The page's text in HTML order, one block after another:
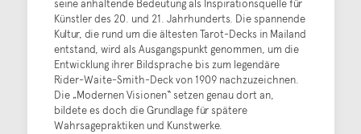
seine anhaltende Bedeutung als Inspirationsquelle für
Künstler des 20. und 21. Jahrhunderts. Die spannende
Kultur, die rund um die ältesten Tarot-Decks in Mailand
entstand, wird als Ausgangspunkt genommen, um die
Entwicklung ihrer Bildsprache bis zum legendäre
Rider-Waite-Smith-Deck von 1909 nachzuzeichnen.
Die „Modernen Visionen“ setzen genau dort an,
bildete es doch die Grundlage für spätere
Wahrsagepraktiken und Kunstwerke.